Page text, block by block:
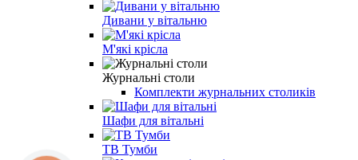
Дивани у вітальню
М'які крісла
Журнальні столи
Комплекти журнальних столиків
Шафи для вітальні
ТВ Тумби